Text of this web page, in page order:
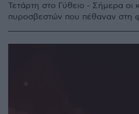
Τετάρτη στο Γύθειο - Σήμερα οι
πυροσβεστών που πέθαναν στη